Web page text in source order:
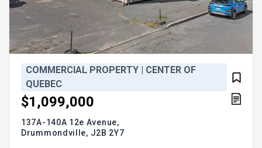
COMMERCIAL PROPERTY | CENTER OF
QUEBEC
$1,099,000
137A-140A 12e Avenue,
Drummondville, J2B 2Y7